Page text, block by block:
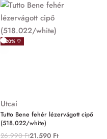
-20% ♡
Utcai
Tutto Bene fehér lézervágott cipő
(518.022/white)
26.990Ft21.590 Ft